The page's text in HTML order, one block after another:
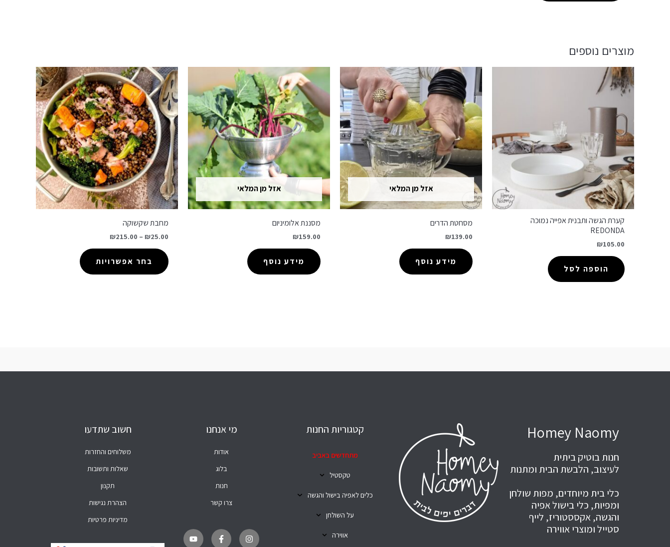
מוצרים נוספים
קערת הגשה ותבנית אפייה נמוכה
REDONDA
₪105.00
הוספה לסל
אזל מן המלאי
מסחטת הדרים
₪139.00
מידע נוסף
אזל מן המלאי
מסננת אלומיניום
₪159.00
מידע נוסף
מחבת שקשוקה
₪25.00
–
₪215.00
בחר אפשרויות
Homey Naomy
חנות בוטיק ביתית
לעיצוב, הלבשת הבית ומתנות
כלי בית מיוחדים, מפות שולחן
ומפיות, כלי בישול אפיה
והגשה, אקססטוריז, לייף
סטייל ומוצרי אווירה
קטגוריות החנות
מתחדשים באביב
טקסטיל
כלים לאפיה בישול והגשה
על השולחן
אווירה
מי אנחנו
אודות
בלוג
חנות
צרו קשר
n
s
a
c
o
u
חשוב שתדעו
משלוחים והחזרות
שאלות ותשובות
תקנון
הצהרת נגישות
מדיניות פרטיות